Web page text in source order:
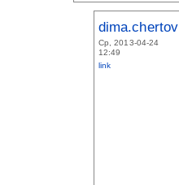
dima.chertov
Ср, 2013-04-24
12:49
link